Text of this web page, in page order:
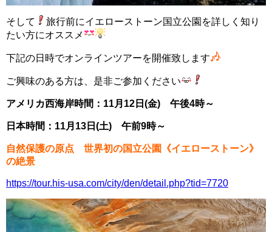
そして
旅行前にイエローストーン国立公園を詳しく知り
たい方にオススメ
下記の日時でオンラインツアーを開催致します
ご興味のある方は、是非ご参加ください
アメリカ西海岸時間：11月12日(金) 午後4時～
日本時間：11月13日(土) 午前9時～
自然保護の原点 世界初の国立公園《イエローストーン》
の絶景
https://tour.his-usa.com/city/den/detail.php?tid=7720